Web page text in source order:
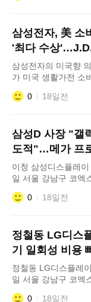
32.2%, 영업이익은
기와 비교해도 매출
41.0% 늘어났다. 이번 실적은 직전 최고 기
록이었던 지난
삼성전자, 美 소
'최다 수상
위
삼성전자의 미국향 의류케
가 미국 생활가전 소
개 부문 1위를 차지
드'로 선정됐다. 23일 업계에 따르면 미국 시
△ 프렌치도어 냉장
(TMF) 냉장고 △ 양
조기 △ 후드 일체형
0 18일전
삼성D 사장 "갤
도적"…메가 프
이상무
이청 삼성디스플레
일 서울 강남구 코엑
디스플레이산업 전
질문에 답변하고 있다. "갤럭시 Z 폴드/플립
는 핵심 분야입니다.
규모 투자 역시 당초
진될 것
0 18일전
정철동 LG디스
기 일회성 비용
더 좋은 성과 낼
정철동 LG디스플레
일 서울 강남구 코엑
디스플레이산업 전
0 18일전